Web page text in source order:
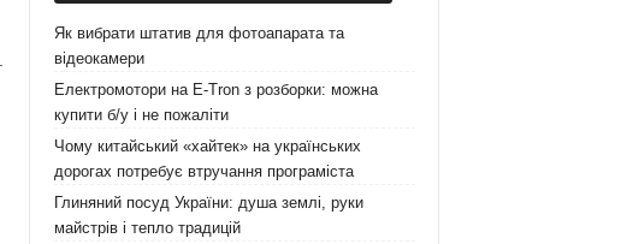
Як вибрати штатив для фотоапарата та
відеокамери
Електромотори на E-Tron з розборки: можна
купити б/у і не пожаліти
Чому китайський «хайтек» на українських
дорогах потребує втручання програміста
Глиняний посуд України: душа землі, руки
майстрів і тепло традицій